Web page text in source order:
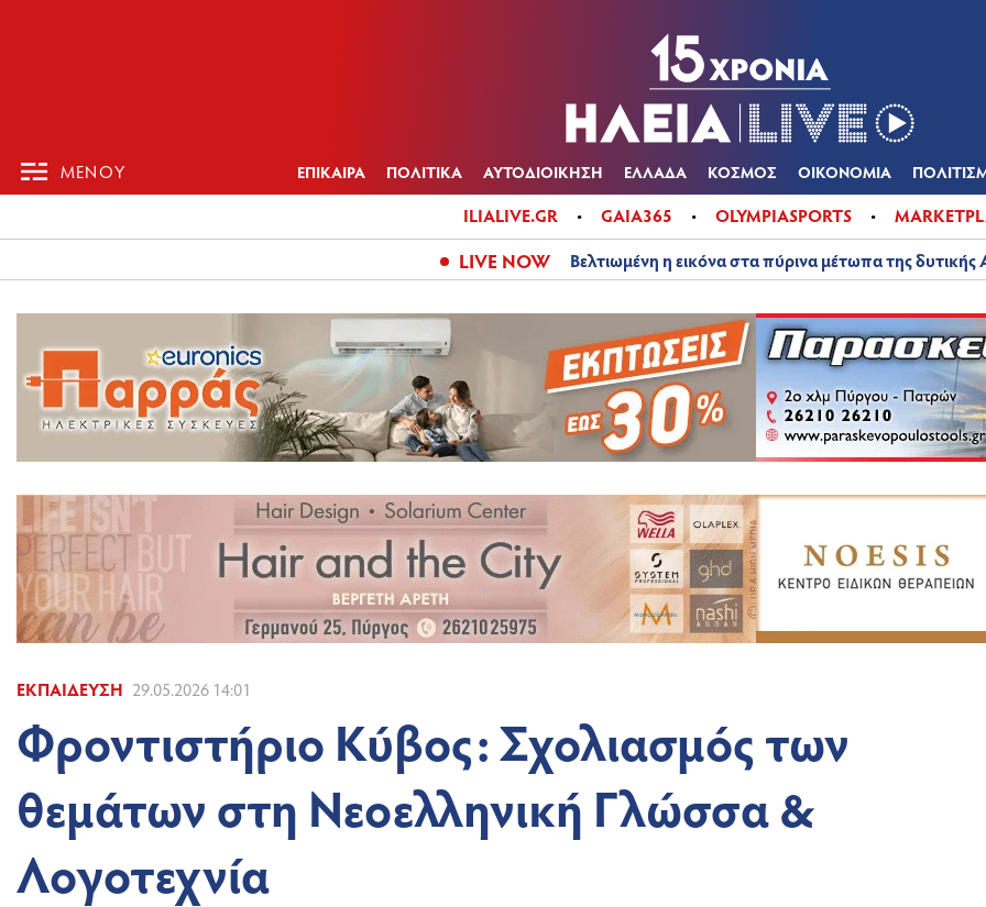
ΜΕΝΟΥ ΕΠΙΚΑΙΡΑ ΠΟΛΙΤΙΚΑ ΑΥΤΟΔΙΟΙΚΗΣΗ ΕΛΛΑΔΑ ΚΟΣΜΟΣ ΟΙΚΟΝΟΜΙΑ
ILIALIVE.GR GAIA365 OLYMPIASPORTS
LIVE NOW Βελτιωμένη η εικόνα στα πύρινα μέτωπα της δυτικής
ΕΚΠΑΊΔΕΥΣΗ 29.05.2026 14:01
Φροντιστήριο Κύβος: Σχολιασμός των
θεμάτων στη Νεοελληνική Γλώσσα &
Λογοτεχνία